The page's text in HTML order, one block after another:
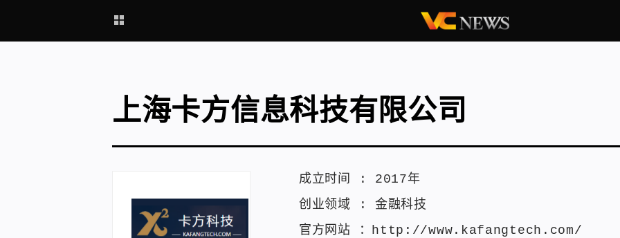
上海卡方信息科技有限公司
成立时间 : 2017年
创业领域 : 金融科技
官方网站 ： http://www.kafangtech.com/